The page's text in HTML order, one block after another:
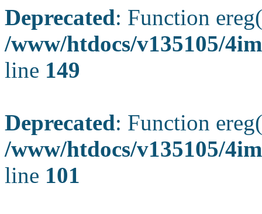
Deprecated: Function
/www/htdocs/v135105/
line 149
Deprecated: Function
/www/htdocs/v135105/
line 101